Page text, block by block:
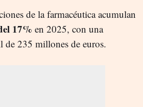
de la farmacéutica acumulan
17% en 2025, con una
de 235 millones de euros.